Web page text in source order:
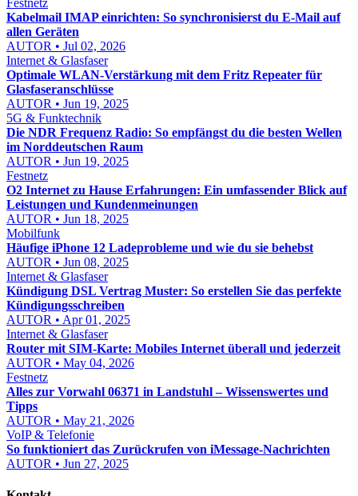
Festnetz
Kabelmail IMAP einrichten: So synchronisierst du E-Mail auf
allen Geräten
AUTOR • Jul 02, 2026
Internet & Glasfaser
Optimale WLAN-Verstärkung mit dem Fritz Repeater für
Glasfaseranschlüsse
AUTOR • Jun 19, 2025
5G & Funktechnik
Die NDR Frequenz Radio: So empfängst du die besten Wellen
im Norddeutschen Raum
AUTOR • Jun 19, 2025
Festnetz
O2 Internet zu Hause Erfahrungen: Ein umfassender Blick auf
Leistungen und Kundenmeinungen
AUTOR • Jun 18, 2025
Mobilfunk
Häufige iPhone 12 Ladeprobleme und wie du sie behebst
AUTOR • Jun 08, 2025
Internet & Glasfaser
Kündigung DSL Vertrag Muster: So erstellen Sie das perfekte
Kündigungsschreiben
AUTOR • Apr 01, 2025
Internet & Glasfaser
Router mit SIM-Karte: Mobiles Internet überall und jederzeit
AUTOR • May 04, 2026
Festnetz
Alles zur Vorwahl 06371 in Landstuhl – Wissenswertes und
Tipps
AUTOR • May 21, 2026
VoIP & Telefonie
So funktioniert das Zurückrufen von iMessage-Nachrichten
AUTOR • Jun 27, 2025